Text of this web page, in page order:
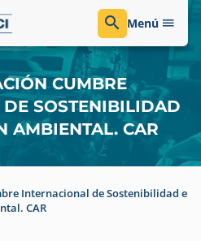
Menú
CUMBRE
SOSTENIBILIDAD
AMBIENTAL. CAR
Internacional de Sostenibilidad e
CAR